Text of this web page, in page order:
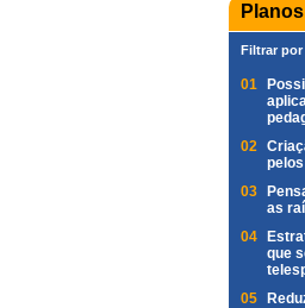
Filtrar por
01
02
03
as
04
que
05